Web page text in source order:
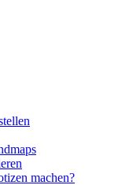
machen?